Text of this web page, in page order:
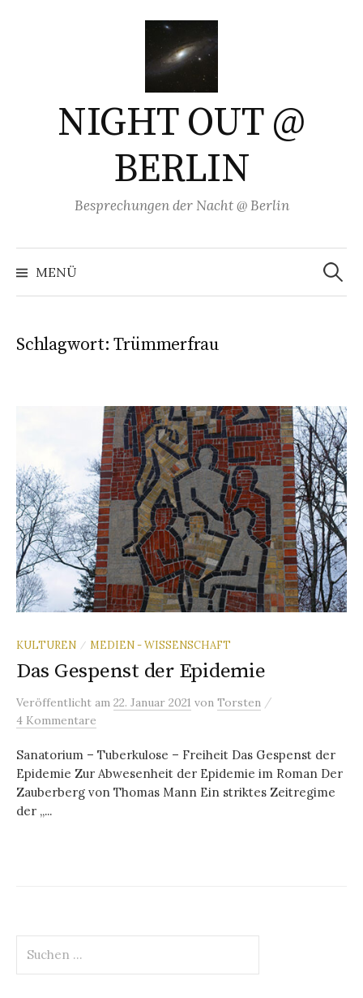
NIGHT OUT @
BERLIN
Besprechungen der Nacht @ Berlin
MENÜ
Suchen
nach:
Schlagwort:Trümmerfrau
KULTUREN / MEDIEN - WISSENSCHAFT
Das Gespenst der Epidemie
Veröffentlicht am 22. Januar 2021 von Torsten /
4 Kommentare
Sanatorium – Tuberkulose – Freiheit Das Gespenst der
Epidemie Zur Abwesenheit der Epidemie im Roman Der
Zauberberg von Thomas Mann Ein striktes Zeitregime
der „...
nach: